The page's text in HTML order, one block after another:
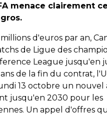
menace clairement
d'euros par an,
de Ligue des
League jusqu'en
de la fin du contrat,
13 octobre un nouvel
jusqu'en 2030 pour les
Un appel d'offres